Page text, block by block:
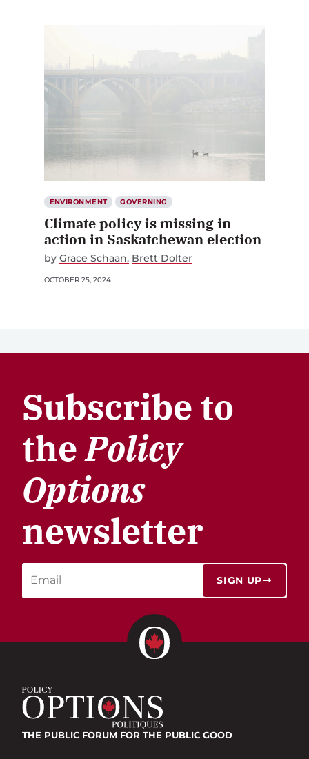
ENVIRONMENT GOVERNING
Climate policy is missing in
action in Saskatchewan election
by Grace Schaan Brett Dolter
OCTOBER 25, 2024
Subscribe to
thePolicy
Options
newsletter
SIGN UP
THE PUBLIC FORUM FOR THE PUBLIC GOOD